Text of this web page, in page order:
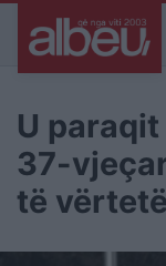
U
37-
të